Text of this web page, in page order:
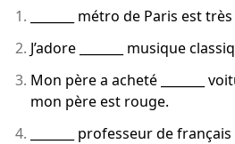
_______ métro de Paris est
J’adore _______ musique
Mon père a acheté _______
mon père est rouge.
_______ professeur de